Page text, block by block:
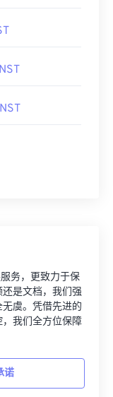
务，更致力于保
是文档，我们强
虞。凭借先进的
我们全方位保障
诺